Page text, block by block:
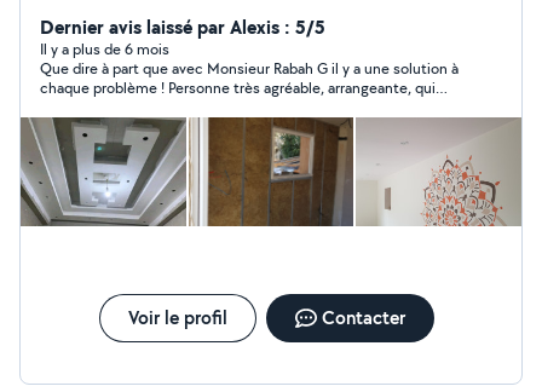
Dernier avis laissé par Alexis : 5/5
Il y a plus de 6 mois
Que dire à part que avec Monsieur Rabah G il y a une solution à
chaque problème ! Personne très agréable, arrangeante, qui
tarifs sont des plus corrects. Je ferai appel à lui encore et
encore. Vous l'avez compris...n'hésitez pas. Ma seule
crainte...c'est qu'il ait trop de clients pour continuer à pouvoir
rester disponible pour mes futures demandes 😁
Voir le profil Contacter